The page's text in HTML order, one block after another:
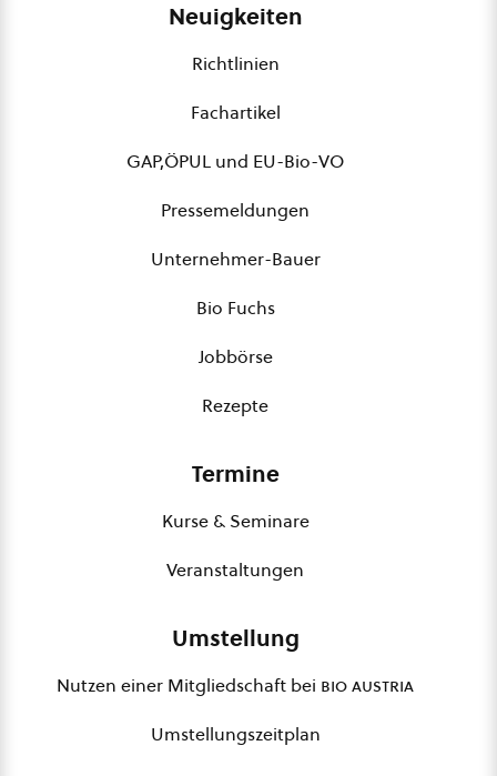
Neuigkeiten
Richtlinien
Fachartikel
GAP,ÖPUL und EU-Bio-VO
Pressemeldungen
Unternehmer-Bauer
Bio Fuchs
Jobbörse
Rezepte
Termine
Kurse & Seminare
Veranstaltungen
Umstellung
Nutzen einer Mitgliedschaft bei bio austria
Umstellungszeitplan